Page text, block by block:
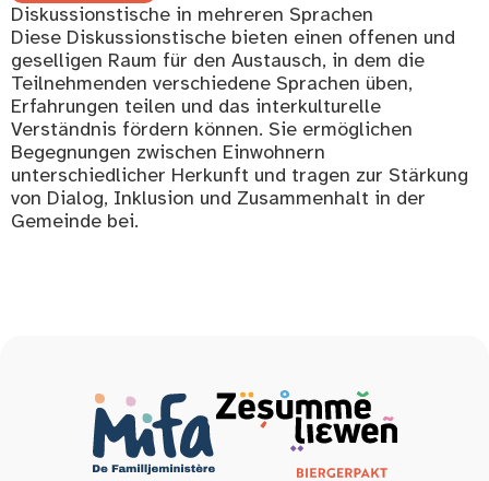
Diskussionstische in mehreren Sprachen
Diese Diskussionstische bieten einen offenen und
geselligen Raum für den Austausch, in dem die
Teilnehmenden verschiedene Sprachen üben,
Erfahrungen teilen und das interkulturelle
Verständnis fördern können. Sie ermöglichen
Begegnungen zwischen Einwohnern
unterschiedlicher Herkunft und tragen zur Stärkung
von Dialog, Inklusion und Zusammenhalt in der
Gemeinde bei.